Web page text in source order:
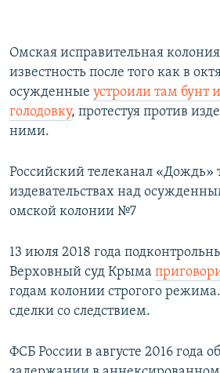
​Омская исправительная
известность после того как в
осужденные устроили там бунт
голодовку, протестуя против
ними.
Российский телеканал «Дождь»
издевательствах над
омской колонии №7
13 июля 2018 года
Верховный суд Крыма ​
годам колонии строгого
сделки со следствием.
ФСБ России в августе 2016 года